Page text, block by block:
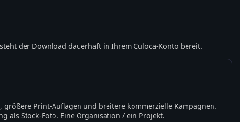
der Download dauerhaft in Ihrem Culoca-Konto bereit.
größere Print-Auflagen und breitere kommerzielle Kampagnen.
als Stock-Foto. Eine Organisation / ein Projekt.